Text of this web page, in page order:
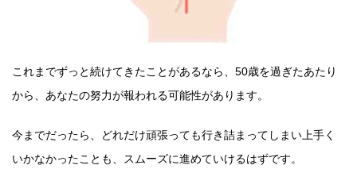
これまでずっと続けてきたことがあるなら、50歳を過ぎたあたり
から、あなたの努力が報われる可能性があります。
今までだったら、どれだけ頑張っても行き詰まってしまい上手く
いかなかったことも、スムーズに進めていけるはずです。